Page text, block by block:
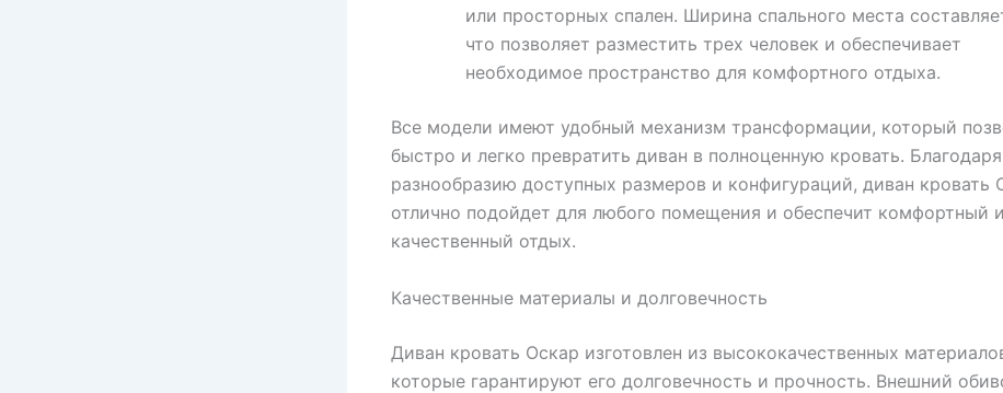
или просторных спален. Ширина спального места
что позволяет разместить трех человек и обеспечивает
необходимое пространство для комфортного отдыха.
Все модели имеют удобный механизм трансформации, который
быстро и легко превратить диван в полноценную кровать. Благодаря
разнообразию доступных размеров и конфигураций, диван кровать
отлично подойдет для любого помещения и обеспечит комфортный и
качественный отдых.
Качественные материалы и долговечность
Диван кровать Оскар изготовлен из высококачественных
которые гарантируют его долговечность и прочность. Внешний